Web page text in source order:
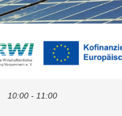
10:00 - 11:00